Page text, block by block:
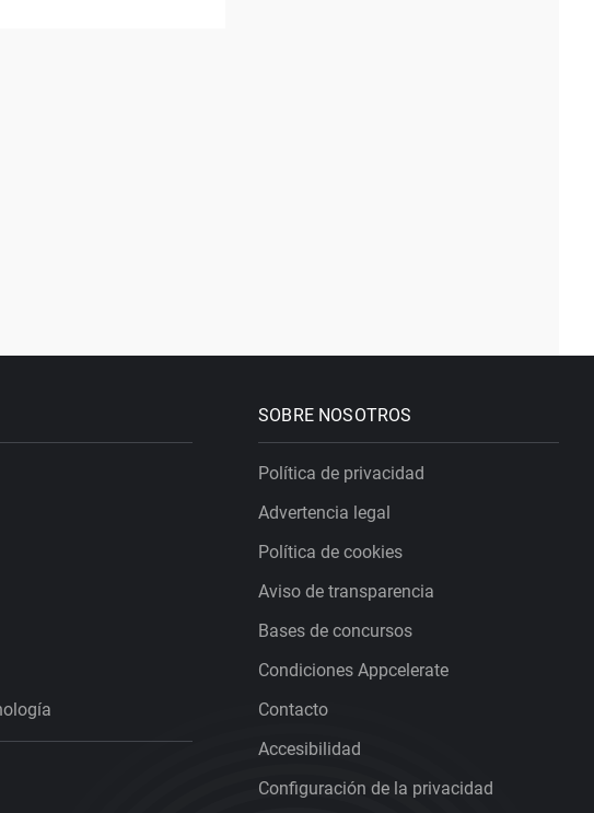
SOBRE NOSOTROS
Política de privacidad
Advertencia legal
Política de cookies
Aviso de transparencia
Bases de concursos
Condiciones Appcelerate
Contacto
Accesibilidad
Configuración de la privacidad